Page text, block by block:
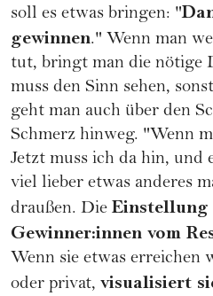
soll es etwas bringen: "
gewinnen." Wenn man
tut, bringt man die nötige
muss den Sinn sehen,
geht man auch über den
Schmerz hinweg. "Wenn
Jetzt muss ich da hin, und
viel lieber etwas anderes
draußen. Die Einstellung
Gewinner:innen vom
Wenn sie etwas erreichen
oder privat, visualisiert